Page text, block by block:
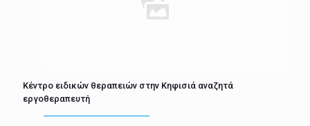
Κέντρο ειδικών θεραπειών στην Κηφισιά αναζητά
εργοθεραπευτή